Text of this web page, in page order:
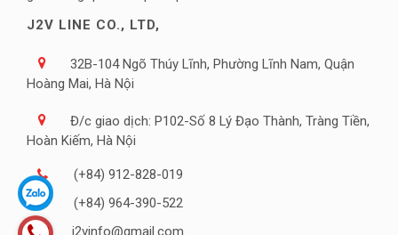
J2V LINE CO., LTD,
32B-104 Ngõ Thúy Lĩnh, Phường Lĩnh Nam, Quận
Hoàng Mai, Hà Nội
Đ/c giao dịch: P102-Số 8 Lý Đạo Thành, Tràng Tiền,
Hoàn Kiếm, Hà Nội
(+84) 912-828-019
(+84) 964-390-522
j2vinfo@gmail.com